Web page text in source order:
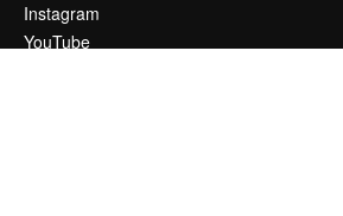
Instagram
YouTube